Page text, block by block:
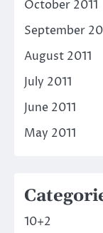
October 2011
September
August 2011
July 2011
June 2011
May 2011
10+2